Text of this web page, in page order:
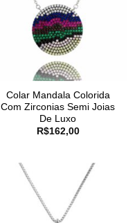
Colar Mandala Colorida
Com Zirconias Semi Joias
De Luxo
R$162,00